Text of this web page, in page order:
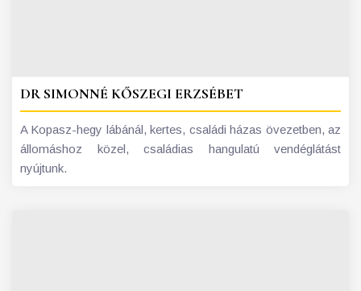
DR SIMONNÉ KŐSZEGI ERZSÉBET
A Kopasz-hegy lábánál, kertes, családi házas övezetben, az
állomáshoz közel, családias hangulatú vendéglátást
nyújtunk.